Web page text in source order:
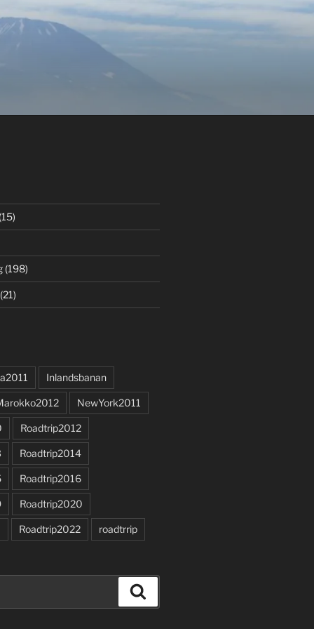
(198)
Inlandsbanan
NewYork2011
Roadtrip2012
Roadtrip2014
Roadtrip2016
Roadtrip2020
Roadtrip2022 roadtrrip